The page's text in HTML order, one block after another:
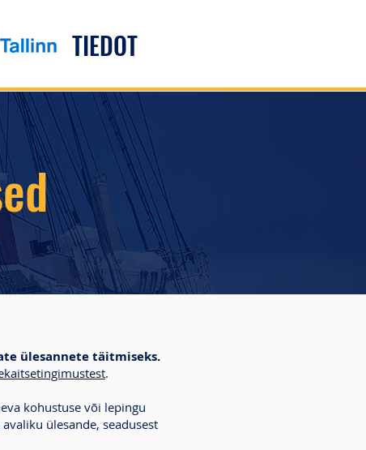
TIEDOT
ülesannete täitmiseks.
.
kohustuse või lepingu
ülesande, seadusest